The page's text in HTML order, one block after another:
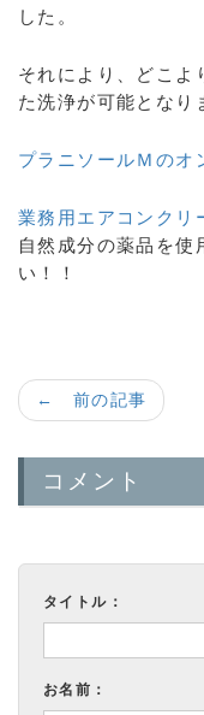
した。
それにより、どこよ
た洗浄が可能となり
プラニソールＭのオ
業務用エアコンクリ
自然成分の薬品を使
い！！
← 前の記事
コメント
タイトル：
お名前：